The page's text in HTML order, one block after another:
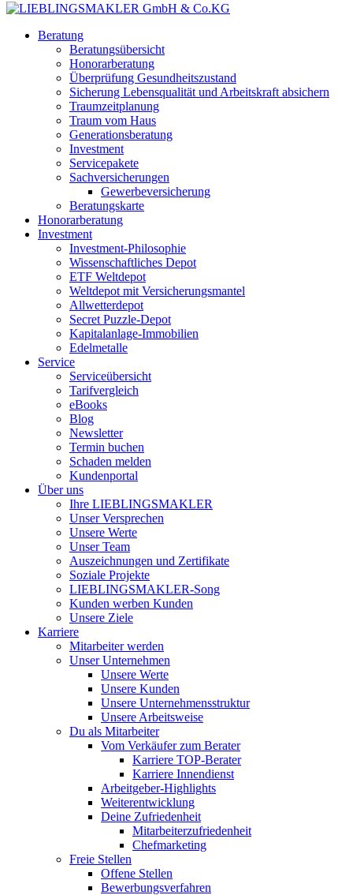
Beratung
Beratungsübersicht
Honorarberatung
Überprüfung Gesundheitszustand
Sicherung Lebensqualität und Arbeitskraft absichern
Traumzeitplanung
Traum vom Haus
Generationsberatung
Investment
Servicepakete
Sachversicherungen
Gewerbeversicherung
Beratungskarte
Honorarberatung
Investment
Investment-Philosophie
Wissenschaftliches Depot
ETF Weltdepot
Weltdepot mit Versicherungsmantel
Allwetterdepot
Secret Puzzle-Depot
Kapitalanlage-Immobilien
Edelmetalle
Service
Serviceübersicht
Tarifvergleich
eBooks
Blog
Newsletter
Termin buchen
Schaden melden
Kundenportal
Über uns
Ihre LIEBLINGSMAKLER
Unser Versprechen
Unsere Werte
Unser Team
Auszeichnungen und Zertifikate
Soziale Projekte
LIEBLINGSMAKLER-Song
Kunden werben Kunden
Unsere Ziele
Karriere
Mitarbeiter werden
Unser Unternehmen
Unsere Werte
Unsere Kunden
Unsere Unternehmensstruktur
Unsere Arbeitsweise
Du als Mitarbeiter
Vom Verkäufer zum Berater
Karriere TOP-Berater
Karriere Innendienst
Arbeitgeber-Highlights
Weiterentwicklung
Deine Zufriedenheit
Mitarbeiterzufriedenheit
Chefmarketing
Freie Stellen
Offene Stellen
Bewerbungsverfahren